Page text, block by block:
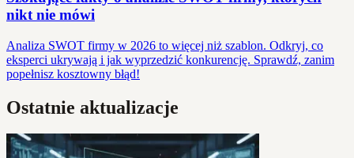
nikt nie mówi
Analiza SWOT firmy w 2026 to więcej niż szablon. Odkryj, co
eksperci ukrywają i jak wyprzedzić konkurencję. Sprawdź, zanim
popełnisz kosztowny błąd!
Ostatnie aktualizacje